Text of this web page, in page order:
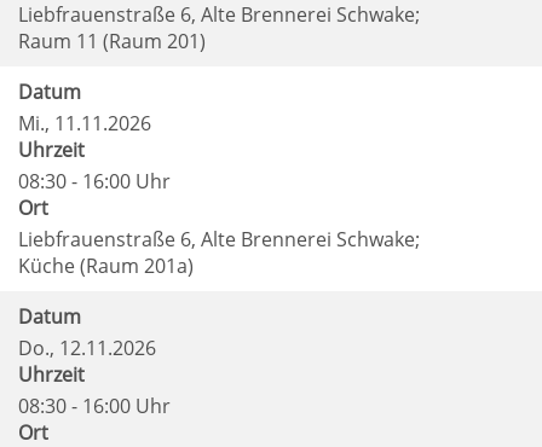
Liebfrauenstraße 6, Alte Brennerei Schwake;
Raum 11 (Raum 201)
Datum
Mi., 11.11.2026
Uhrzeit
08:30 - 16:00 Uhr
Ort
Liebfrauenstraße 6, Alte Brennerei Schwake;
Küche (Raum 201a)
Datum
Do., 12.11.2026
Uhrzeit
08:30 - 16:00 Uhr
Ort